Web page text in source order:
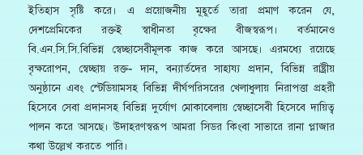
ইতিহাস সৃষ্টি করে। এ প্রয়োজনীয় মূহূর্তে তারা প্রমাণ করেন যে,
দেশপ্রেমিকের রক্তই স্বাধীনতা বৃক্ষের বীজস্বরূপ। বর্তমানেও
বি.এন.সি.সি.বিভিন্ন স্বেচ্ছাসেবীমূলক কাজ করে আসছে। এরমধ্যে রয়েছে
বৃক্ষরোপন, স্বেচ্ছায় রক্ত- দান, বন্যার্তদের সাহায্য প্রদান, বিভিন্ন রাষ্ট্রীয়
অনুষ্ঠানে এবং স্টেডিয়ামসহ বিভিন্ন দীর্ঘপরিসরের খেলাধুলায় নিরাপত্তা প্রহরী
হিসেবে সেবা প্রদানসহ বিভিন্ন দুর্যোগ মোকাবেলায় স্বেচ্ছাসেবী হিসেবে দায়িত্ব
পালন করে আসছে। উদাহরণস্বরূপ আমরা সিডর কিংবা সাভারে রানা প্লাজার
কথা উল্লেখ করতে পারি।